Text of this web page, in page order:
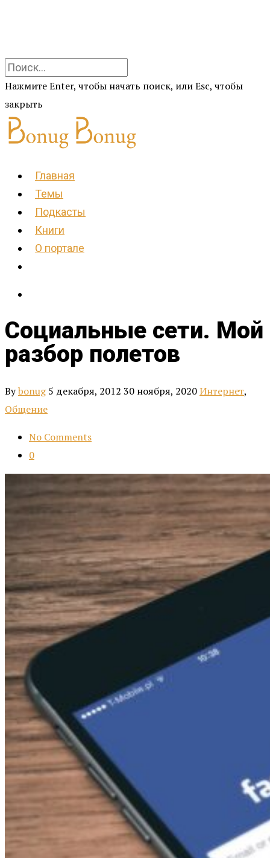
Нажмите Enter, чтобы начать поиск, или Esc, чтобы
закрыть
Главная
Темы
Подкасты
Книги
О портале
Социальные сети. Мой
разбор полетов
Bybonug 5 декабря, 2012 30 ноября, 2020Интернет,
Общение
No Comments
0